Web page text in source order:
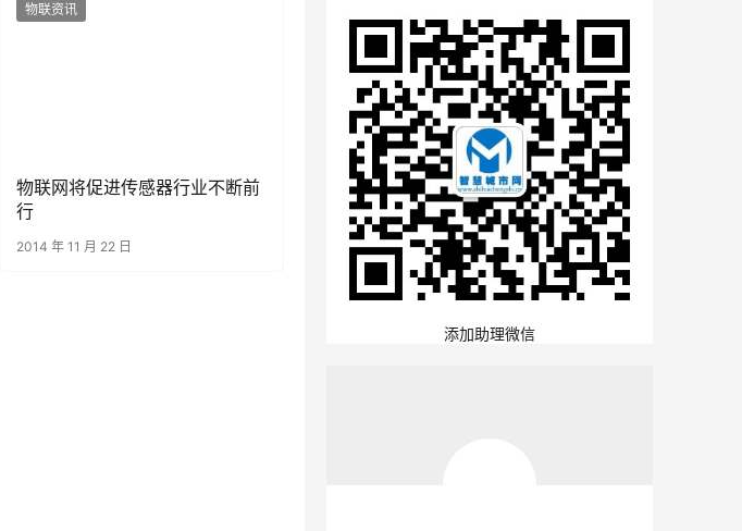
物联资讯
物联网将促进传感器行业不断前
行
2014 年 11 月 22 日
添加助理微信